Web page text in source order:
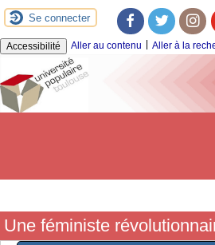
Se connecter
FacebookTwitter
Accessibilité Aller au contenu | Aller à la
Une féministe